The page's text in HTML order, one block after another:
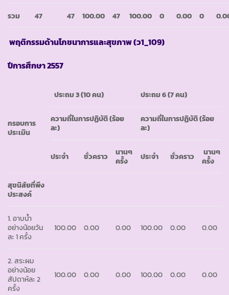
รวม 47 47 100.00 47 100.00 0 0.00 0
พฤติกรรมด้านโภชนาการและสุขภาพ(ว1_109)
ปีการศึกษา2557
กรอบการ
ประเมิน
ประถม3 (10 คน) ประถม6 (7 คน)
ความถี่ในการปฏิบัติ(ร้อย
ละ)
ความถี่ในการปฏิบัติ(ร้อย
ละ)
ประจำ ชั่วคราว
นานๆ
ครั้ง
ประจำ ชั่วคราว
นานๆ
ครั้ง
สุขนิสัยที่พึง
ประสงค์
1. อาบน้ำ
อย่างน้อยวัน
ละ 1 ครั้ง
100.00 0.00 0.00 100.00 0.00 0.00
2. สระผม
อย่างน้อย
สัปดาห์ละ 2
ครั้ง
100.00 0.00 0.00 100.00 0.00 0.00